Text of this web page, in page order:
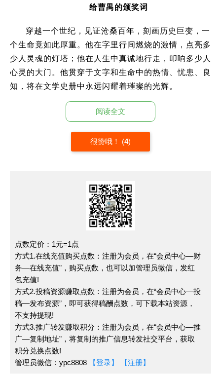
给曹禺的颁奖词
穿越一个世纪，见证沧桑百年，刻画历史巨变，一
个生命竟如此厚重。他在字里行间燃烧的激情，点亮多
少人灵魂的灯塔；他在人生中真诚地行走，叩响多少人
心灵的大门。他贯穿于文字和生命中的热情、忧患、良
知，将在文学史册中永远闪耀着璀璨的光辉。
悲剧之父：莎士比亚
人世无常——仇恨与爱情,阴谋与正义
诡计与机智……世态炎凉收录笔端
一部部感人脏腑的悲剧。那使人潸然泪下的剧情
蕴涵了人类最真挚的感情
随你笔下的悲剧缓缓落下。
【观点，从材料中提炼】
(1)正义与邪恶的较量 道德正义感的力量在何方
窦娥小心奉养婆婆
是具有纯朴美好心灵的下层劳
动妇女。在被张驴儿父子逼婚时, 窦娥坚决不从,进而被
张驴儿诬陷而蒙冤被害。整个案情漏洞百出
官吏执行了死刑,显示了人间邪恶势力的横行。窦娥与
张驴儿父子、与官府的较量
是正义与邪恶的较量!在他
们的较量中,我们呼唤道德的正义感
阅读全文
很赞哦！ (4)
点数定价：1元=1点
方式1.在线充值购买点数：注册为会员，在“会员中心—财
务—在线充值”，购买点数，也可以加管理员微信，发红
包充值!
方式2.投稿资源赚取点数：注册为会员，在“会员中心—投
稿—发布资源”，即可获得稿酬点数，可下载本站资源，
不支持提现!
方式3.推广转发赚取积分：注册为会员，在“会员中心—推
广—复制地址”，将复制的推广信息转发社交平台，获取
积分兑换点数!
管理员微信：ypc8808
【登录】 【注册】